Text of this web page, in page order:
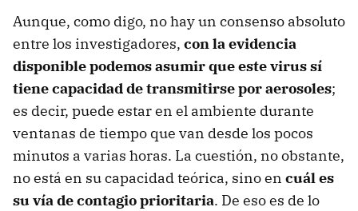
Aunque, como digo, no hay un consenso absoluto
entre los investigadores, con la evidencia
disponible podemos asumir que este virus sí
tiene capacidad de transmitirse por aerosoles;
es decir, puede estar en el ambiente durante
ventanas de tiempo que van desde los pocos
minutos a varias horas. La cuestión, no obstante,
no está en su capacidad teórica, sino en cuál es
su vía de contagio prioritaria. De eso es de lo